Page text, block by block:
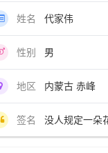
姓名 代家伟
性别 男
地区 内蒙古 赤峰
签名 没人规定一朵